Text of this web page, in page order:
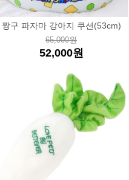
짱구 파자마 강아지 쿠션(53cm)
65,000원
52,000원